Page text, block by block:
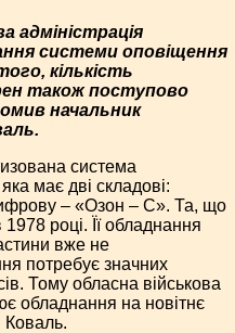
адміністрація
системи оповіщення
кількість
також поступово
начальник
система
має дві складові:
– «Озон – С». Та, що
році. Її обладнання
вже не
потребує значних
Тому обласна військова
обладнання на новітнє
Коваль.